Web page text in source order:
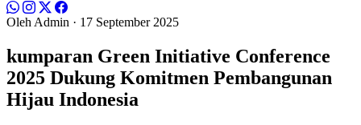
Oleh Admin · 17 September 2025
kumparan Green Initiative Conference
2025 Dukung Komitmen Pembangunan
Hijau Indonesia